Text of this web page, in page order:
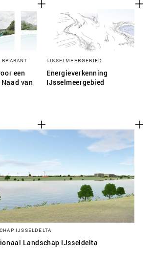
een
van
IJSSELMEERGEBIED
Energieverkenning
IJsselmeergebied
IJSSELDELTA
Landschap IJsseldelta